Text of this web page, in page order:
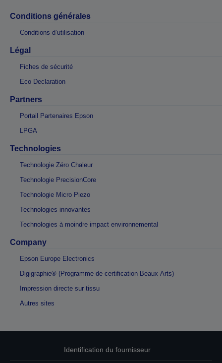
Conditions générales
Conditions d’utilisation
Légal
Fiches de sécurité
Eco Declaration
Partners
Portail Partenaires Epson
LPGA
Technologies
Technologie Zéro Chaleur
Technologie PrecisionCore
Technologie Micro Piezo
Technologies innovantes
Technologies à moindre impact environnemental
Company
Epson Europe Electronics
Digigraphie® (Programme de certification Beaux-Arts)
Impression directe sur tissu
Autres sites
Identification du fournisseur